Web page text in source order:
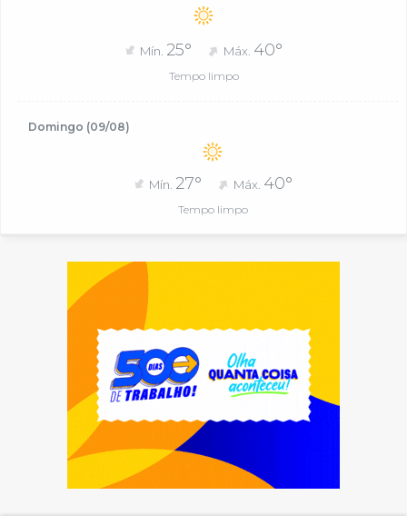
Mín. 25° Máx. 40°
Tempo limpo
Domingo (09/08)
Mín. 27° Máx. 40°
Tempo limpo